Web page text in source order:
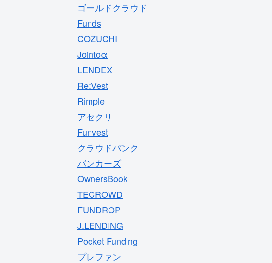
ゴールドクラウド
Funds
COZUCHI
Jointoα
LENDEX
Re:Vest
Rimple
アセクリ
Funvest
クラウドバンク
バンカーズ
OwnersBook
TECROWD
FUNDROP
J.LENDING
Pocket Funding
プレファン